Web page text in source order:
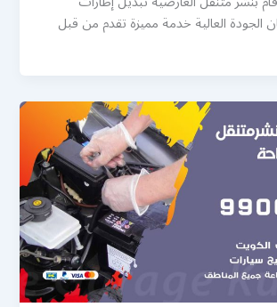
العالية خدمة مميزة تقدم من قبل